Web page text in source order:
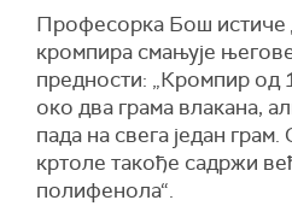
Професорка Бош истиче
кромпира смањује
предности: „Кромпир од
око два грама влакана,
пада на свега један
кртоле такође садржи
полифенола“.